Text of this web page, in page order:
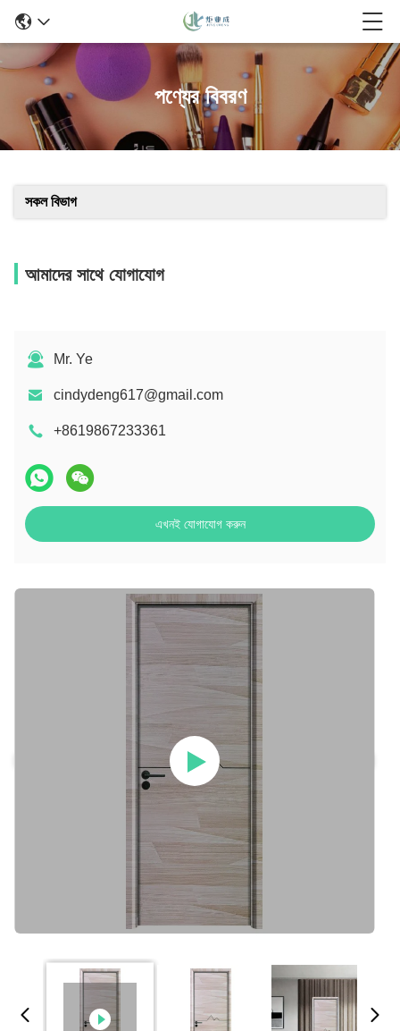
পণ্যের বিবরণ
সকল বিভাগ
আমাদের সাথে যোগাযোগ
Mr. Ye
cindydeng617@gmail.com
+8619867233361
এখনই যোগাযোগ করুন